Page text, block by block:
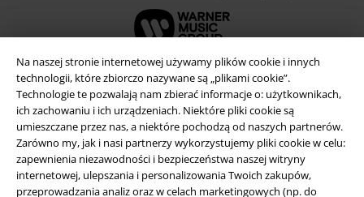
Na naszej stronie internetowej używamy plików cookie i innych
technologii, które zbiorczo nazywane są „plikami cookie”.
Technologie te pozwalają nam zbierać informacje o: użytkownikach,
ich zachowaniu i ich urządzeniach. Niektóre pliki cookie są
umieszczane przez nas, a niektóre pochodzą od naszych partnerów.
Zarówno my, jak i nasi partnerzy wykorzystujemy pliki cookie w celu:
zapewnienia niezawodności i bezpieczeństwa naszej witryny
internetowej, ulepszania i personalizowania Twoich zakupów,
przeprowadzania analiz oraz w celach marketingowych (np. do